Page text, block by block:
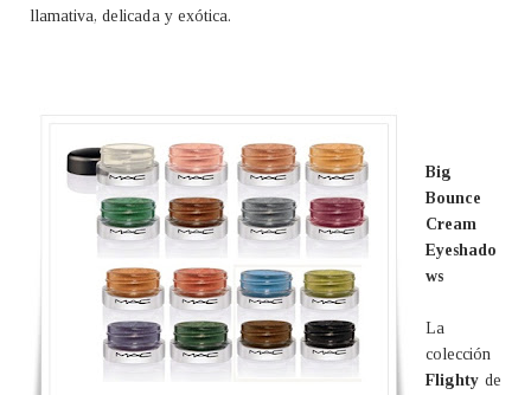
llamativa, delicada y exótica.
Big
Bounce
Cream
Eyeshado
ws
La
colección
Flighty de